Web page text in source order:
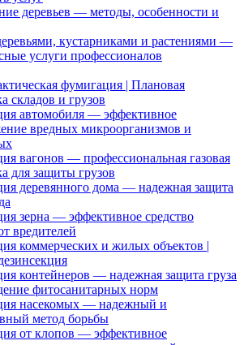
деревьев — методы, особенности и
кустарниками и растениями —
услуги профессионалов
фумигация | Плановая
складов и грузов
автомобиля — эффективное
вредных микроорганизмов и
вагонов — профессиональная газовая
для защиты грузов
деревянного дома — надежная защита
зерна — эффективное средство
вредителей
коммерческих и жилых объектов |
контейнеров — надежная защита груза
фитосанитарных норм
насекомых — надежный и
метод борьбы
от клопов — эффективное